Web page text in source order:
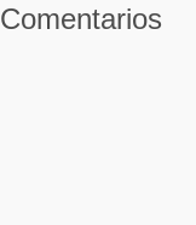
Comentarios